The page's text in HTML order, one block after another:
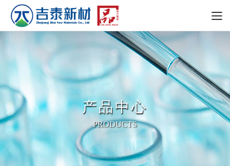
产品中心
PRODUCTS